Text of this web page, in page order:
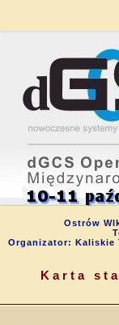
Ostrów
Organizator: Kaliskie
Karta